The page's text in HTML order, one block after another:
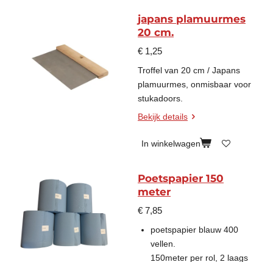
japans plamuurmes
20 cm.
€ 1,25
Troffel van 20 cm / Japans
plamuurmes, onmisbaar voor
stukadoors.
Bekijk details
In winkelwagen
Poetspapier 150
meter
€ 7,85
poetspapier blauw 400
vellen.
150meter per rol, 2 laags